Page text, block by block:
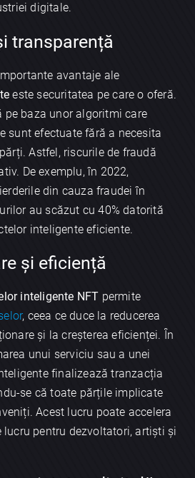
digitale.
transparență
avantaje ale
este securitatea pe care o oferă.
pe baza unor algoritmi care
sunt efectuate fără a necesita
Astfel, riscurile de fraudă
De exemplu, în 2022,
din cauza fraudei în
au scăzut cu 40% datorită
inteligente eficiente.
și eficiență
inteligente NFT permite
, ceea ce duce la reducerea
și la creșterea eficienței. În
unui serviciu sau a unei
finalizează tranzacția
se că toate părțile implicate
Acest lucru poate accelera
pentru dezvoltatori, artiști și